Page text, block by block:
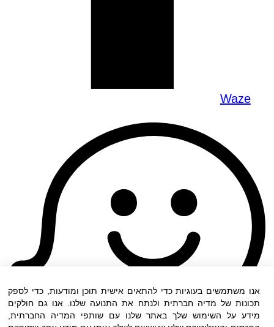
Waze
אנו משתמשים בעוגיות כדי להתאים אישית תוכן ומודעות, כדי לספק
תכונות של מדיה חברתית ולנתח את התנועה שלנו. אנו גם חולקים
מידע על השימוש שלך באתר שלנו עם שותפי המדיה החברתית,